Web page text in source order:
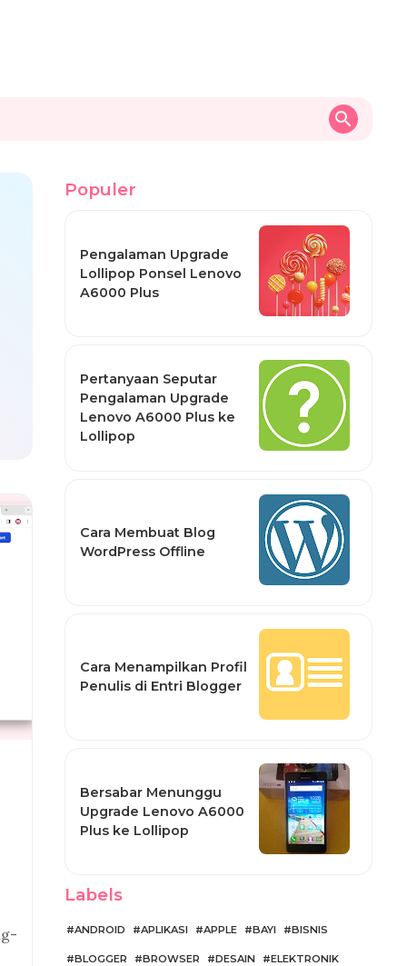
Populer
Pengalaman Upgrade
Lollipop Ponsel Lenovo
A6000 Plus
Pertanyaan Seputar
Pengalaman Upgrade
Lenovo A6000 Plus ke
Lollipop
Cara Membuat Blog
WordPress Offline
Cara Menampilkan Profil
Penulis di Entri Blogger
Bersabar Menunggu
Upgrade Lenovo A6000
Plus ke Lollipop
Labels
ANDROID APLIKASI APPLE BAYI BISNIS
BLOGGER BROWSER DESAIN ELEKTRONIK